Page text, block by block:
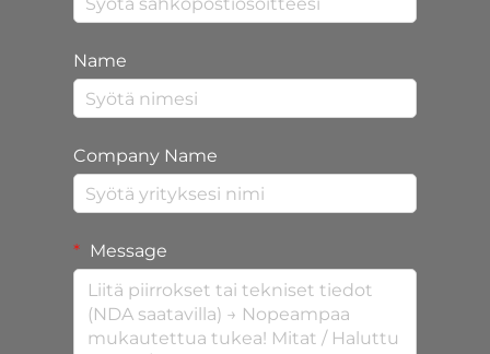
Name
Company Name
Message